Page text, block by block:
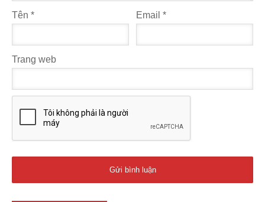
Tên * Email*
Trang web